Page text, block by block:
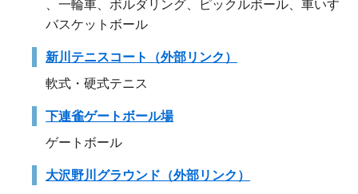
、一輪車、ボルダリング、ピックルボール、車いす
バスケットボール
新川テニスコート（外部リンク）
軟式・硬式テニス
下連雀ゲートボール場
ゲートボール
大沢野川グラウンド（外部リンク）